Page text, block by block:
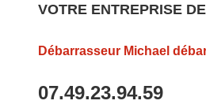
VOTRE ENTREPRISE
Débarrasseur Michael
07.49.23.94.59